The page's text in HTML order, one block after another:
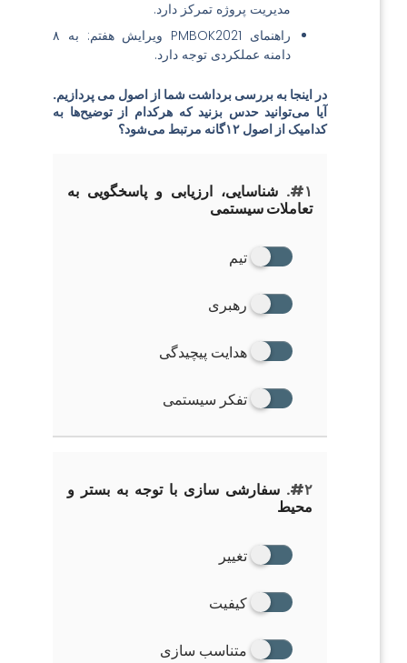
مدیریت پروژه تمرکز دارد.
راهنمای PMBOK2021 ویرایش هفتم: به ۸
دامنه عملکردی توجه دارد.
در اینجا به بررسی برداشت شما از اصول می پردازیم.
آیا می‌توانید حدس بزنید که هرکدام از توضیح‌ها به
کدامیک از اصول ۱۲گانه مرتبط می‌شود؟
#۱.
شناسایی، ارزیابی و پاسخگویی به
تعاملات سیستمی
تیم
رهبری
هدایت پیچیدگی
تفکر سیستمی
#۲. سفارشی سازی با توجه به بستر و
محیط
تغییر
کیفیت
متناسب سازی